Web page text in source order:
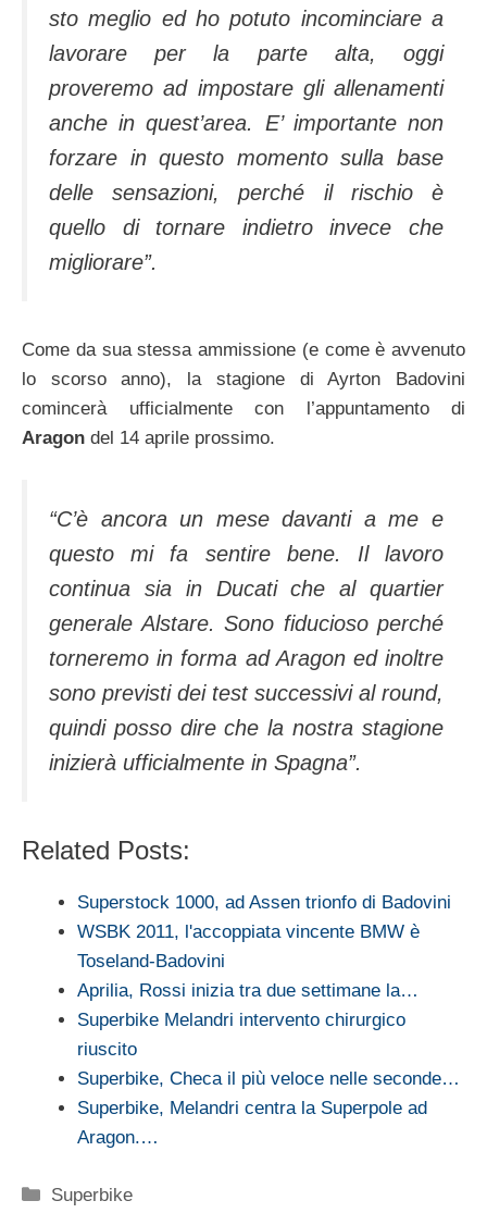
sto meglio ed ho potuto incominciare a
lavorare per la parte alta, oggi
proveremo ad impostare gli allenamenti
anche in quest’area. E’ importante non
forzare in questo momento sulla base
delle sensazioni, perché il rischio è
quello di tornare indietro invece che
migliorare”.
Come da sua stessa ammissione (e come è avvenuto
lo scorso anno), la stagione di Ayrton Badovini
comincerà ufficialmente con l’appuntamento di
Aragon del 14 aprile prossimo.
“C’è ancora un mese davanti a me e
questo mi fa sentire bene. Il lavoro
continua sia in Ducati che al quartier
generale Alstare. Sono fiducioso perché
torneremo in forma ad Aragon ed inoltre
sono previsti dei test successivi al round,
quindi posso dire che la nostra stagione
inizierà ufficialmente in Spagna”.
Related Posts:
Superstock 1000, ad Assen trionfo di Badovini
WSBK 2011, l'accoppiata vincente BMW è
Toseland-Badovini
Aprilia, Rossi inizia tra due settimane la…
Superbike Melandri intervento chirurgico
riuscito
Superbike, Checa il più veloce nelle seconde…
Superbike, Melandri centra la Superpole ad
Aragon.…
Categorie
Superbike